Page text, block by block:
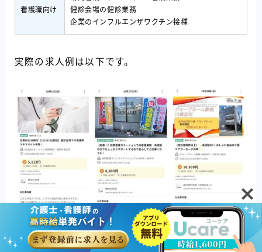
Follow Me
看護職向け
健診会場の健診業務
企業のインフルエンザワクチン接種
実際の求人例は以下です。
10月26日に掲載されていた求人では、当日から11